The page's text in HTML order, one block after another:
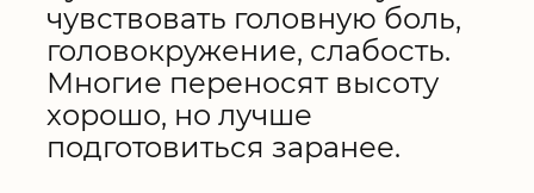
чувствовать головную боль,
головокружение, слабость.
Многие переносят высоту
хорошо, но лучше
подготовиться заранее.